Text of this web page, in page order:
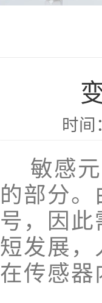
时间
敏感元
的部分
号，因
短发展，
在传感器